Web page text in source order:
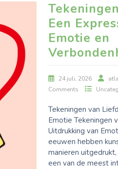
Een
Emotie en
24 juli, 2026
Comments
Tekeningen van
Emotie Tekeningen
Uitdrukking van
eeuwen hebben
manieren
een van de meest